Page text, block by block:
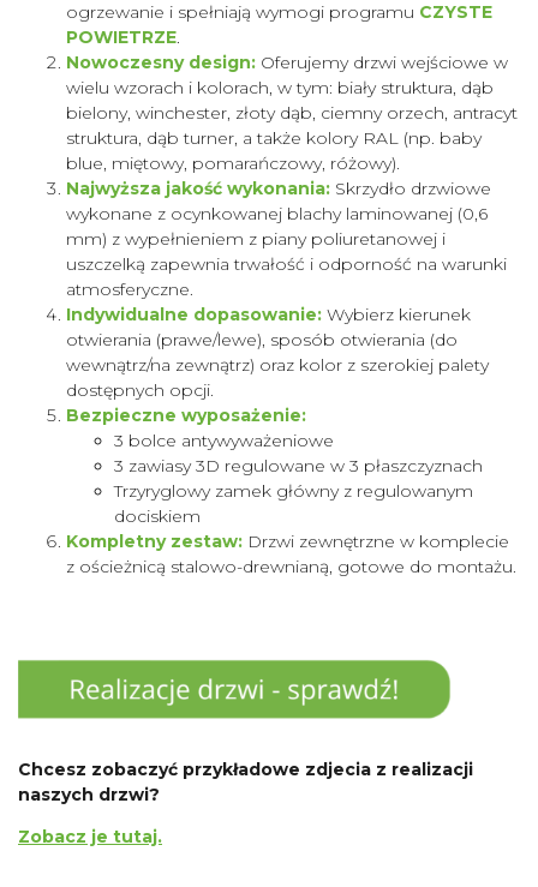
ogrzewanie i spełniają wymogi programu CZYSTE
POWIETRZE.
Nowoczesny design: Oferujemy drzwi wejściowe w
wielu wzorach i kolorach, w tym: biały struktura, dąb
bielony, winchester, złoty dąb, ciemny orzech, antracyt
struktura, dąb turner, a także kolory RAL (np. baby
blue, miętowy, pomarańczowy, różowy).
Najwyższa jakość wykonania: Skrzydło drzwiowe
wykonane z ocynkowanej blachy laminowanej (0,6
mm) z wypełnieniem z piany poliuretanowej i
uszczelką zapewnia trwałość i odporność na warunki
atmosferyczne.
Indywidualne dopasowanie: Wybierz kierunek
otwierania (prawe/lewe), sposób otwierania (do
wewnątrz/na zewnątrz) oraz kolor z szerokiej palety
dostępnych opcji.
Bezpieczne wyposażenie:
3 bolce antywyważeniowe
3 zawiasy 3D regulowane w 3 płaszczyznach
Trzyryglowy zamek główny z regulowanym
dociskiem
Kompletny zestaw: Drzwi zewnętrzne w komplecie
z ościeżnicą stalowo-drewnianą, gotowe do montażu.
Chcesz zobaczyć przykładowe zdjecia z realizacji
naszych drzwi?
Zobacz je tutaj.